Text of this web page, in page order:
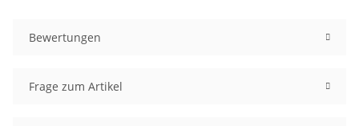
Bewertungen
Frage zum Artikel